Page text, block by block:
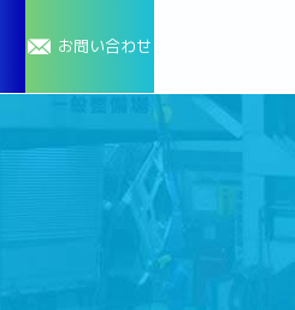
お問い合わせ